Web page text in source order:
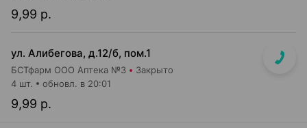
9,99 р.
ул. Алибегова, д.12/б, пом.1
БСТфарм ООО Аптека №3 Закрыто
9,99 р.
4 шт. обновл. в 20:01